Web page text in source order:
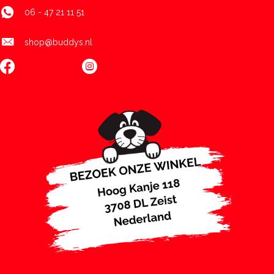
06 - 47 21 11 51
shop@buddys.nl